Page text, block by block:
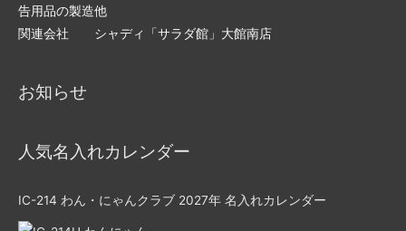
告用品の製造他
関連会社 シャディ「サラダ館」大館南店
お知らせ
人気名入れカレンダー
IC-214 わん・にゃんクラブ 2027年 名入れカレンダー